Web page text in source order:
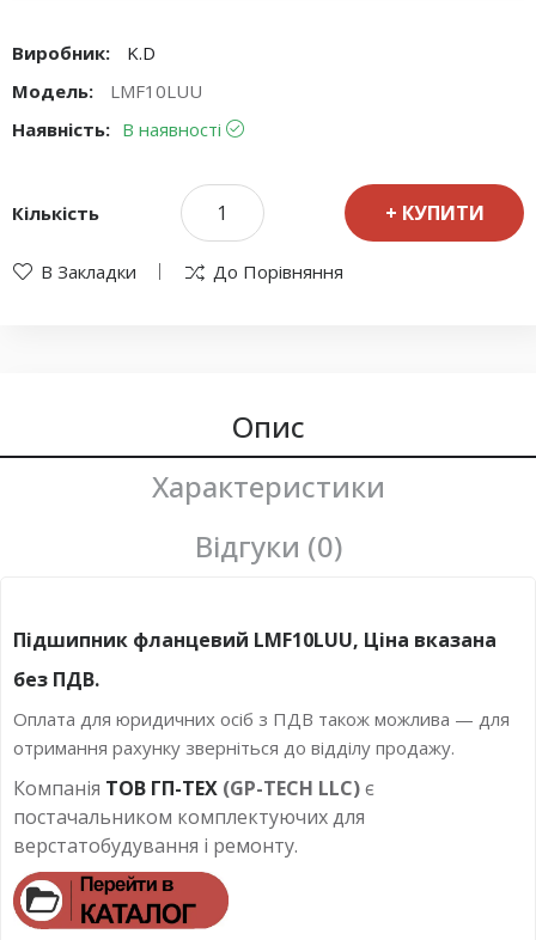
Виробник:
K.D
Модель:
LMF10LUU
Наявність: В наявності
Кількість КУПИТИ
В Закладки До Порівняння
Опис
Характеристики
Відгуки (0)
Підшипник фланцевий LMF10LUU, Ціна вказана
без ПДВ.
Оплата для юридичних осіб з ПДВ також можлива — для
отримання рахунку зверніться до відділу продажу.
Компанія ТОВ ГП-ТЕХ (GP-TECH LLC)є
постачальником комплектуючих для
верстатобудування і ремонту.